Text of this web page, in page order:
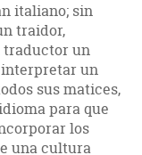
italiano; sin
traidor,
traductor un
interpretar un
sus matices,
para que
los
una cultura